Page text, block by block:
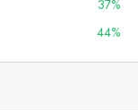
37%
44%